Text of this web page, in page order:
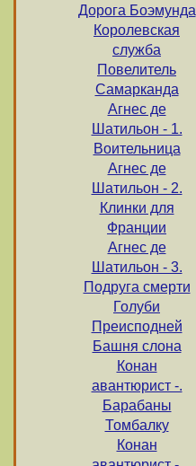
Дорога Боэмунда
Королевская
служба
Повелитель
Самарканда
Агнес де
Шатильон - 1.
Воительница
Агнес де
Шатильон - 2.
Клинки для
Франции
Агнес де
Шатильон - 3.
Подруга смерти
Голуби
Преисподней
Башня слона
Конан
авантюрист -.
Барабаны
Томбалку
Конан